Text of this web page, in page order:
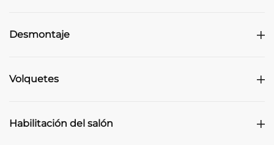
Desmontaje
Volquetes
Habilitación del salón